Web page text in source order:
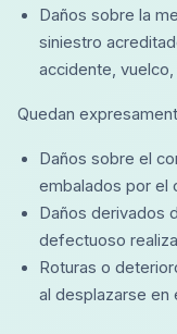
Daños sobre la
siniestro
accidente,
Quedan
Daños sobre el
embalados por el
Daños derivados
defectuoso
Roturas o
al desplazarse en